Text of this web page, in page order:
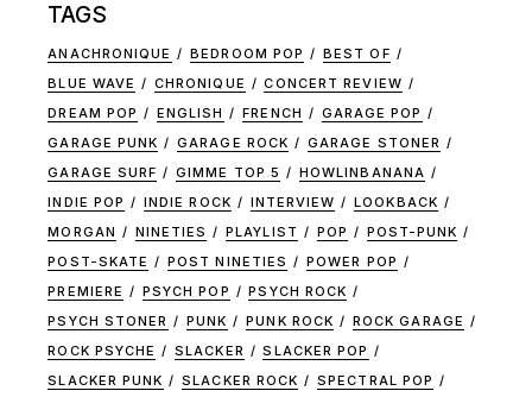
TAGS
ANACHRONIQUE BEDROOM POP
BEST OF
BLUE WAVE
CHRONIQUE
CONCERT REVIEW
DREAM POP
ENGLISH FRENCH
GARAGE POP
GARAGE PUNK
GARAGE ROCK
GARAGE STONER
GARAGE SURF
GIMME TOP 5
HOWLINBANANA
INDIE POP
INDIE ROCK INTERVIEW
LOOKBACK
MORGAN
NINETIES PLAYLIST POP
POST-PUNK
POST-SKATE
POST NINETIES
POWER POP
PREMIERE
PSYCH POP
PSYCH ROCK
PSYCH STONER
PUNK PUNK ROCK
ROCK GARAGE
ROCK PSYCHE
SLACKER
SLACKER POP
SLACKER PUNK
SLACKER ROCK
SPECTRAL POP